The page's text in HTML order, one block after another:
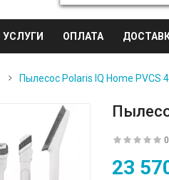
УСЛУГИ ОПЛАТА
Пылесос Polaris IQ Home PVCS
23